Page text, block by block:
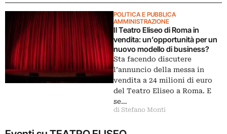
POLITICA E PUBBLICA
AMMINISTRAZIONE
Il Teatro Eliseo di Roma in
vendita: un’opportunità per un
nuovo modello di business?
Sta facendo discutere
l’annuncio della messa in
vendita a 24 milioni di euro
del Teatro Eliseo a Roma. E
se…
di Stefano Monti